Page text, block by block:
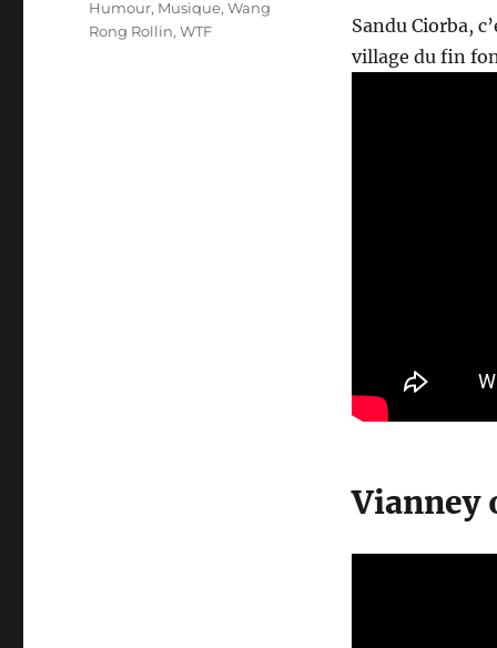
Sandu Ciorba,
village du fin
Vianney
Humour, Musique,Wang
Rong Rollin,WTF